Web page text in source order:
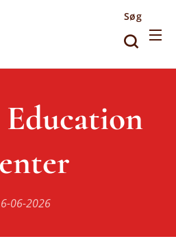
Søg
06-2026